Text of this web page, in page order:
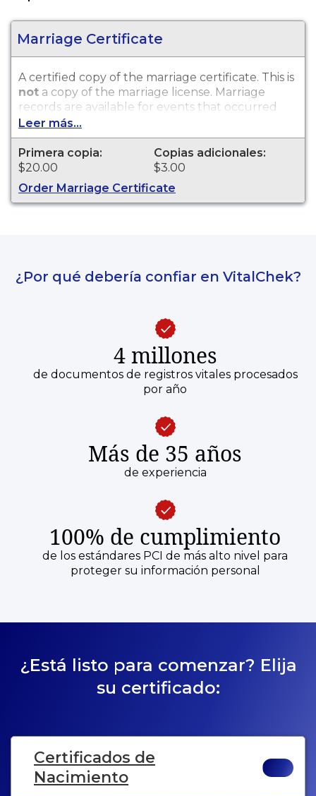
Marriage Certificate
A certified copy of the marriage certificate. This is
not a copy of the marriage license. Marriage
records are available for events that occurred
within the State of Wisconsin.
Leer más...
Primera copia:
$20.00
Copias adicionales:
$3.00
Order Marriage Certificate
¿Por qué debería confiar en VitalChek?
4 millones
de documentos de registros vitales procesados
por año
Más de 35 años
de experiencia
100% de cumplimiento
de los estándares PCI de más alto nivel para
proteger su información personal
¿Está listo para comenzar? Elija
su certificado:
Certificados de
Nacimiento